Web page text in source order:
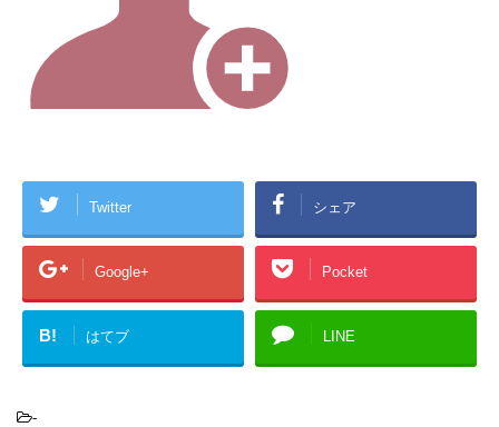
Twitter シェア
Google+ Pocket
B! はてブ LINE
-